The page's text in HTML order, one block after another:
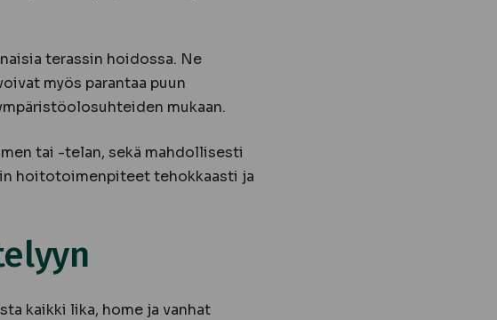
terassin hoidossa. Ne
myös parantaa puun
mukaan.
tai -telan, sekä mahdollisesti
hoitotoimenpiteet tehokkaasti ja
kaikki lika, home ja vanhat